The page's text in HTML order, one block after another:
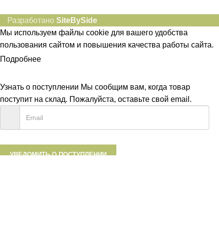
Разработано SiteBySide
Мы используем файлы cookie для вашего удобства
пользования сайтом и повышения качества работы сайта.
Подробнее
Узнать о поступлении Мы сообщим вам, когда товар
поступит на склад. Пожалуйста, оставьте свой email.
УВЕДОМИТЬ О ПОСТУПЛЕНИИ